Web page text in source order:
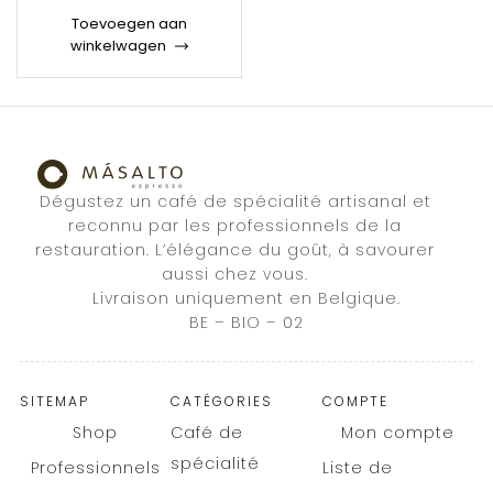
Toevoegen aan
winkelwagen
Dégustez un café de spécialité artisanal et
reconnu par les professionnels de la
restauration. L’élégance du goût, à savourer
aussi chez vous.
Livraison uniquement en Belgique.
BE – BIO – 02
SITEMAP
Shop
Professionnels
CATÉGORIES
Café de
spécialité
COMPTE
Mon compte
Liste de